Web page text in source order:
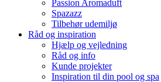
Passion Aromaduft
Spazazz
Tilbehør udemiljø
Råd og inspiration
Hjælp og vejledning
Råd og info
Kunde projekter
Inspiration til din pool og spa